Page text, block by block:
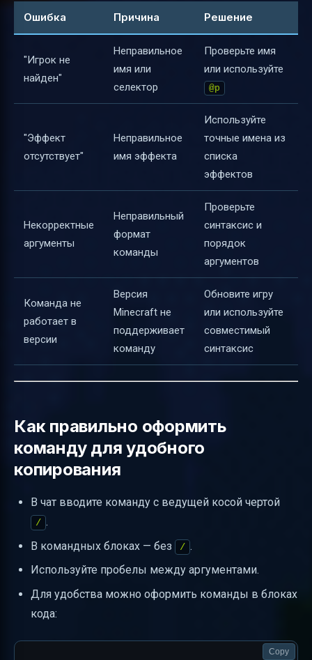
Ошибка Причина Решение
"Игрок не
найден"
Неправильное
имя или
селектор
Проверьте имя
или используйте
@p
"Эффект
отсутствует"
Неправильное
имя эффекта
Используйте
точные имена из
списка
эффектов
Некорректные
аргументы
Неправильный
формат
команды
Проверьте
синтаксис и
порядок
аргументов
Команда не
работает в
версии
Версия
Minecraft не
поддерживает
команду
Обновите игру
или используйте
совместимый
синтаксис
Как правильно оформить
команду для удобного
копирования
В чат вводите команду с ведущей косой чертой
/ .
В командных блоках — без
/ .
Используйте пробелы между аргументами.
Для удобства можно оформить команды в блоках
кода:
Copy